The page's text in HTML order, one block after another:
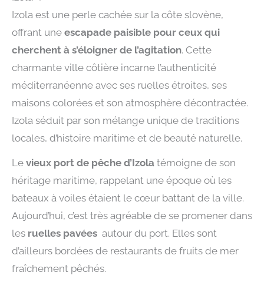
Izola est une perle cachée sur la côte slovène,
offrant une escapade paisible pour ceux qui
cherchent à s’éloigner de l’agitation. Cette
charmante ville côtière incarne l’authenticité
méditerranéenne avec ses ruelles étroites, ses
maisons colorées et son atmosphère décontractée.
Izola séduit par son mélange unique de traditions
locales, d’histoire maritime et de beauté naturelle.
Le vieux port de pêche d’Izola témoigne de son
héritage maritime, rappelant une époque où les
bateaux à voiles étaient le cœur battant de la ville.
Aujourd’hui, c’est très agréable de se promener dans
les ruelles pavées autour du port. Elles sont
d’ailleurs bordées de restaurants de fruits de mer
fraîchement pêchés.